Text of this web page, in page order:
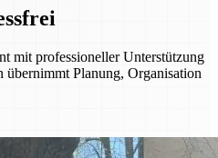
mit professioneller Unterstützung
Planung, Organisation